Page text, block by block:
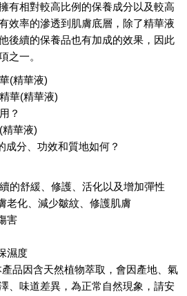
有相對較高比例的保養成分以及較高
效率的滲透到肌膚底層，除了精華液
後續的保養品也有加成的效果，因此
之一。
(精華液)
華(精華液)
？
華液)
成分、功效和質地如何？
的舒緩、修護、活化以及增加彈性
化、減少皺紋、修護肌膚
害
濕度
品因含天然植物萃取，會因產地、氣
、味道差異，為正常自然現象，請安